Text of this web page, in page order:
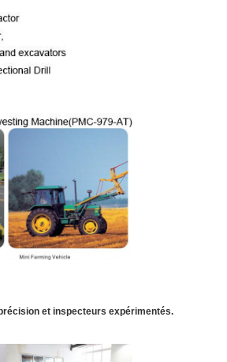
et inspecteurs expérimentés.